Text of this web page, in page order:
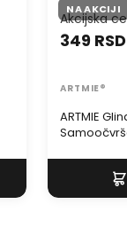
NA AKCIJI
ARTMIE
Akcijska
349 RSD
ARTMIE®